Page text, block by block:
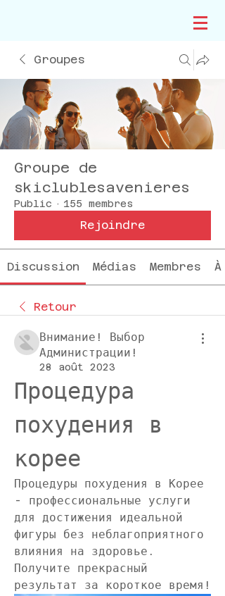
Groupes
Groupe de
skiclublesavenieres
Public · 155 membres
Rejoindre
Discussion Médias Membres
Retour
Внимание! Выбор
Администрации!
28 août 2023
Процедура
похудения в
корее
Процедуры похудения в Корее
- профессиональные услуги
для достижения идеальной
фигуры без неблагоприятного
влияния на здоровье.
Получите прекрасный
результат за короткое время!